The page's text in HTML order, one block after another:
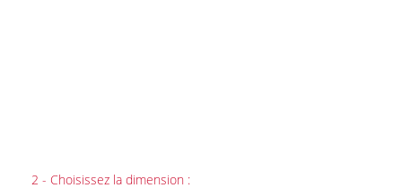
2 - Choisissez la dimension :